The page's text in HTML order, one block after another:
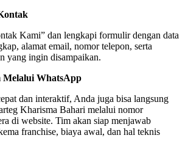
Kami” dan lengkapi formulir dengan data
alamat email, nomor telepon, serta
yang ingin disampaikan.
WhatsApp
dan interaktif, Anda juga bisa langsung
Kharisma Bahari melalui nomor
di website. Tim akan siap menjawab
franchise, biaya awal, dan hal teknis